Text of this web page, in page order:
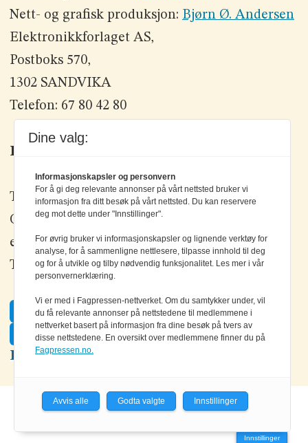
Nett- og grafisk produksjon: Bjørn Ø. Andersen
Elektronikkforlaget AS,
Postboks 570,
1302 SANDVIKA
Telefon: 67 80 42 80
Kontakt oss
Tlf: +47 67 80 42 80
Olav Brunborgs vei 6, 1396 Billingstad
epost: elektronikk@elektronikkforlaget.no
Tips oss:tips@elektronikkforlaget.no
Facebook
Twitter
LinkedIn
Innstillinger
Dine valg:
Informasjonskapsler og personvern
For å gi deg relevante annonser på vårt nettsted bruker vi
informasjon fra ditt besøk på vårt nettsted. Du kan reservere
deg mot dette under "Innstillinger".
For øvrig bruker vi informasjonskapsler og lignende verktøy for
analyse, for å sammenligne nettlesere, tilpasse innhold til deg
og for å utvikle og tilby nødvendig funksjonalitet. Les mer i vår
personvernerklæring.
Vi er med i Fagpressen-nettverket. Om du samtykker under, vil
du få relevante annonser på nettstedene til medlemmene i
nettverket basert på informasjon fra dine besøk på tvers av
disse nettstedene. En oversikt over medlemmene finner du på
Fagpressen.no.
Avvis alle Godta valgte Innstillinger